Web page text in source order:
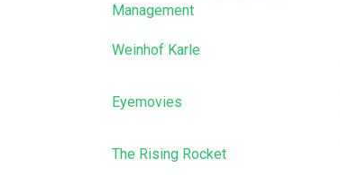
Management
Weinhof Karle
Eyemovies
The Rising Rocket